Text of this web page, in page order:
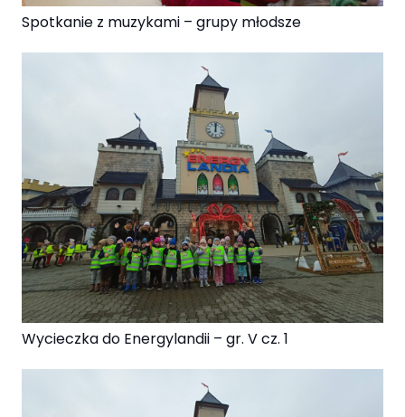
Spotkanie z muzykami – grupy młodsze
Wycieczka do Energylandii – gr. V cz. 1